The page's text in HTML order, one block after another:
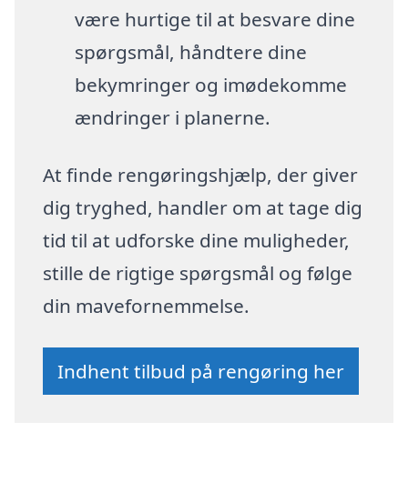
være hurtige til at besvare dine
spørgsmål, håndtere dine
bekymringer og imødekomme
ændringer i planerne.
At finde rengøringshjælp, der giver
dig tryghed, handler om at tage dig
tid til at udforske dine muligheder,
stille de rigtige spørgsmål og følge
din mavefornemmelse.
Indhent tilbud på rengøring her